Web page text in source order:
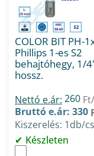
COLOR BIT PH-
Phillips 1-es S2
behajtóhegy, 1/
hossz.
Nettó e.ár: 260
Bruttó e.ár: 330
Kiszerelés: 1db/
Készleten